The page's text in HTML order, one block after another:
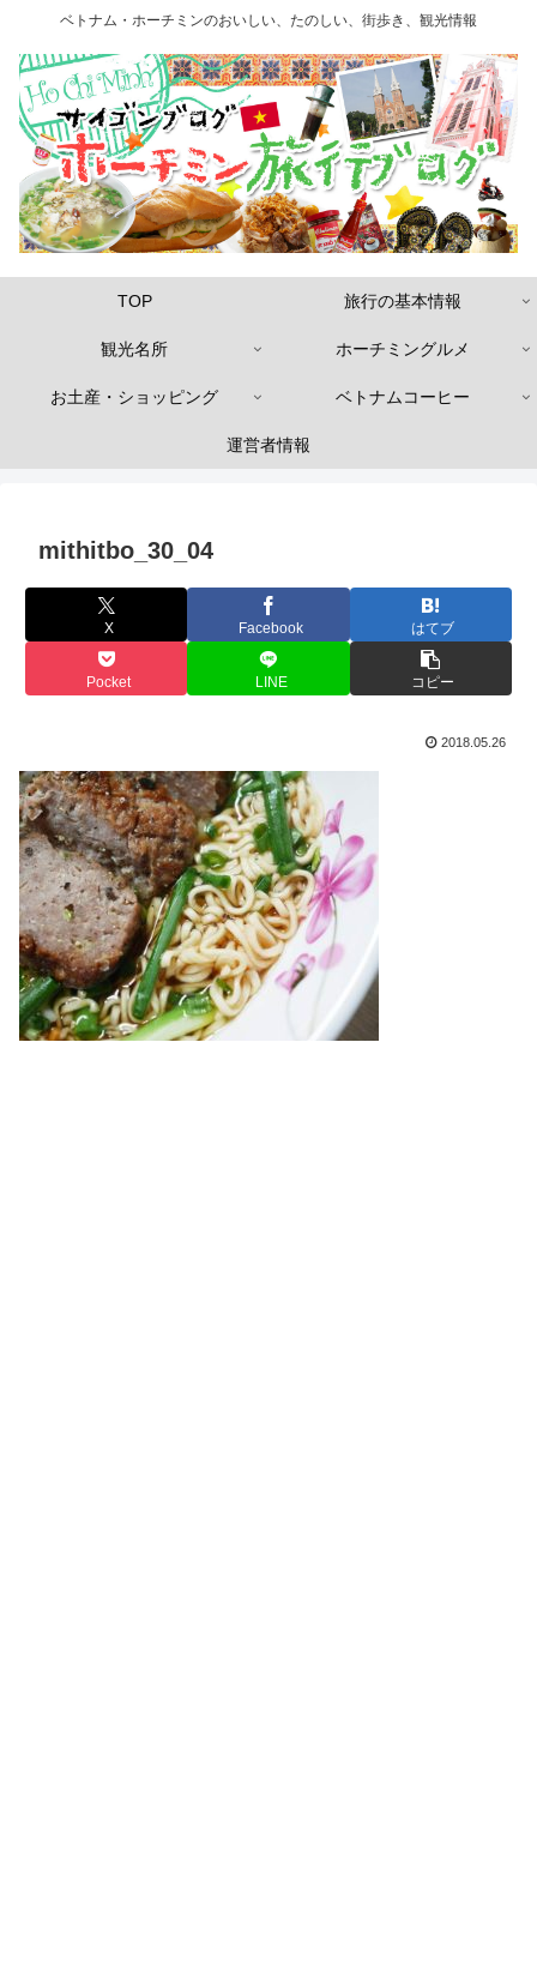
ベトナム・ホーチミンのおいしい、たのしい、街歩き、観光情報
TOP 旅行の基本情報
観光名所 ホーチミングルメ
お土産・ショッピング ベトナムコーヒー
運営者情報
mithitbo_30_04
X Facebook はてブ
Pocket LINE コピー
2018.05.26